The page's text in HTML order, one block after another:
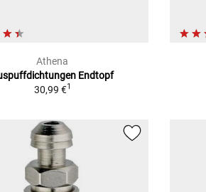
Athena
Endtopf
30,99 €1